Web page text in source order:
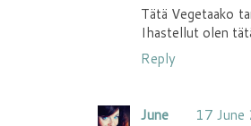
Tätä Vegetaako
Ihastellut olen
Reply
June
17